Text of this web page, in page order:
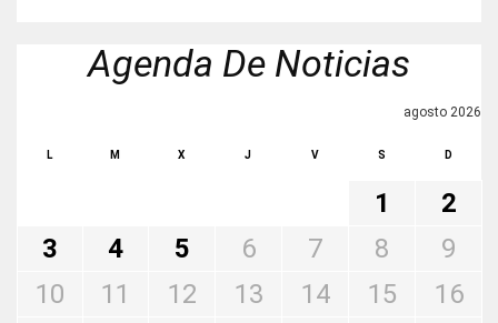
Agenda De Noticias
agosto 2026
L M X J V S D
1
2
3
4 5 6 7 8
9
10
11 12 13 14 15
16